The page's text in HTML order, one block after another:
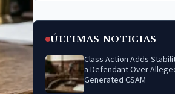
ÚLTIMAS NOTICIAS
Class Action Adds
a Defendant Over
Generated CSAM